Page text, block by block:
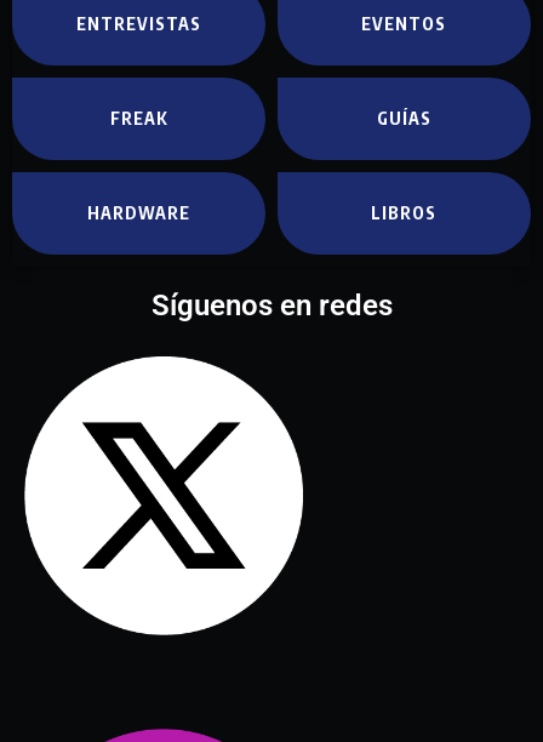
ENTREVISTAS EVENTOS
FREAK GUÍAS
HARDWARE LIBROS
Síguenos en redes